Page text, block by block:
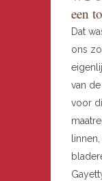
een
Dat
ons
van
voor